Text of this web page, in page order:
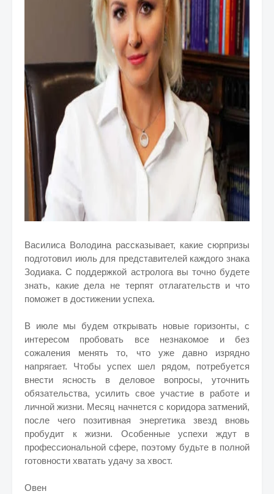
Василиса Володина рассказывает, какие сюрпризы
подготовил июль для представителей каждого знака
Зодиака. С поддержкой астролога вы точно будете
знать, какие дела не терпят отлагательств и что
поможет в достижении успеха.
В июле мы будем открывать новые горизонты, с
интересом пробовать все незнакомое и без
сожаления менять то, что уже давно изрядно
напрягает. Чтобы успех шел рядом, потребуется
внести ясность в деловое вопросы, уточнить
обязательства, усилить свое участие в работе и
личной жизни. Месяц начнется с коридора затмений,
после чего позитивная энергетика звезд вновь
пробудит к жизни. Особенные успехи ждут в
профессиональной сфере, поэтому будьте в полной
готовности хватать удачу за хвост.
Овен